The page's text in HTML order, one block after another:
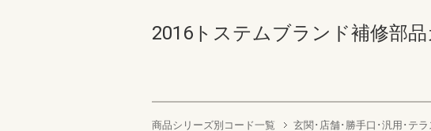
2016トステムブランド補修部
商品シリーズ別コード一覧 玄関･店舗･勝手口･汎用･テラ